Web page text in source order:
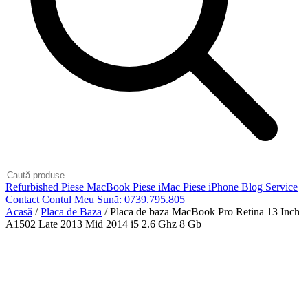
Refurbished Piese MacBook Piese iMac Piese iPhone Blog Service
Contact Contul Meu Sună: 0739.795.805
Acasă / Placa de Baza / Placa de baza MacBook Pro Retina 13 Inch
A1502 Late 2013 Mid 2014 i5 2.6 Ghz 8 Gb